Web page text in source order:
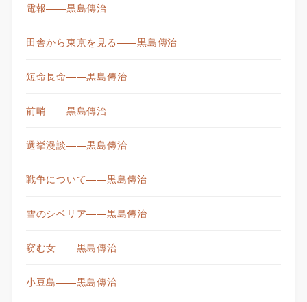
電報——黒島傳治
田舎から東京を見る——黒島傳治
短命長命——黒島傳治
前哨——黒島傳治
選挙漫談——黒島傳治
戦争について——黒島傳治
雪のシベリア——黒島傳治
窃む女——黒島傳治
小豆島——黒島傳治